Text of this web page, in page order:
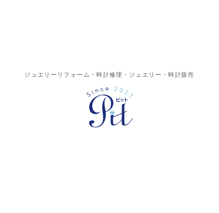
ジュエリーリフォーム・時計修理・ジュエリー・時計販売